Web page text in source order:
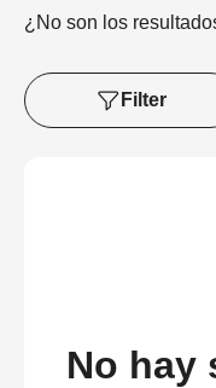
¿No son los
Filter
No hay